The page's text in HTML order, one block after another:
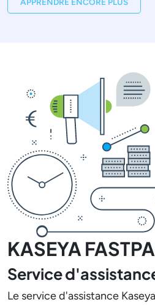
APPRENDRE ENCORE PLUS
KASEYA
Service
Le service d'assistance